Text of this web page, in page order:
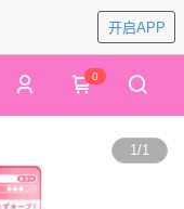
开启APP
0
1/1